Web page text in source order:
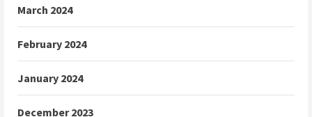
March 2024
February 2024
January 2024
December 2023